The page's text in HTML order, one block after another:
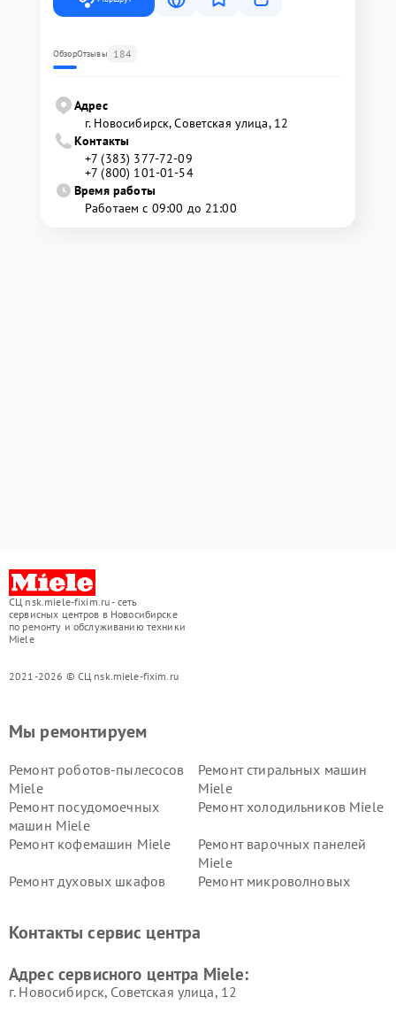
ОбзорОтзывы 184
Адрес
г. Новосибирск, Советская улица, 12
Контакты
+7 (383) 377-72-09
+7 (800) 101-01-54
Время работы
Работаем с 09:00 до 21:00
СЦ nsk.miele-fixim.ru - сеть
сервисных центров в Новосибирске
по ремонту и обслуживанию техники
Miele
2021-2026 © СЦ nsk.miele-fixim.ru
Мы ремонтируем
Ремонт роботов-пылесосов
Miele
Ремонт стиральных машин
Miele
Ремонт посудомоечных
машин Miele
Ремонт холодильников Miele
Ремонт кофемашин Miele
Ремонт варочных панелей
Miele
Ремонт духовых шкафов
Ремонт микроволновых
Miele
Miele
пылесосов Miele
Контакты сервис центра
Адрес сервисного центра Miele:
г. Новосибирск, Советская улица, 12